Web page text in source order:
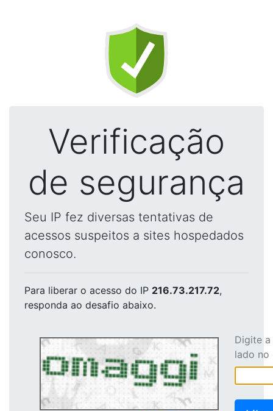
Verificação
de segurança
Seu IP fez diversas tentativas de
acessos suspeitos a sites hospedados
conosco.
Para liberar o acesso do IP 216.73.217.72,
responda ao desafio abaixo.
Digite
lado no